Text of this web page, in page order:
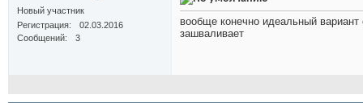
Новый участник
Регистрация
02.03.2016
Сообщений
3
вообще конечно идеальный вариант
зашваливает